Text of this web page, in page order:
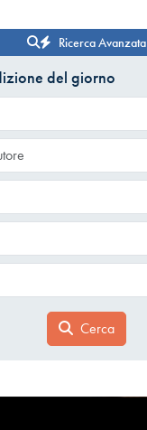
Ricerca Avanzata
del giorno
Cerca